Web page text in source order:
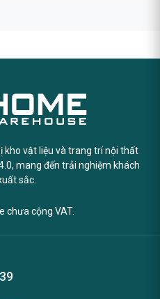
kho vật liệu và trang trí nội thất
mang đến trải nghiệm khách
sắc.
chưa cộng VAT.